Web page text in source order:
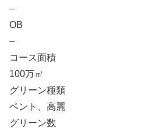
–
OB
–
コース面積
100万㎡
グリーン種類
ベント、高麗
グリーン数